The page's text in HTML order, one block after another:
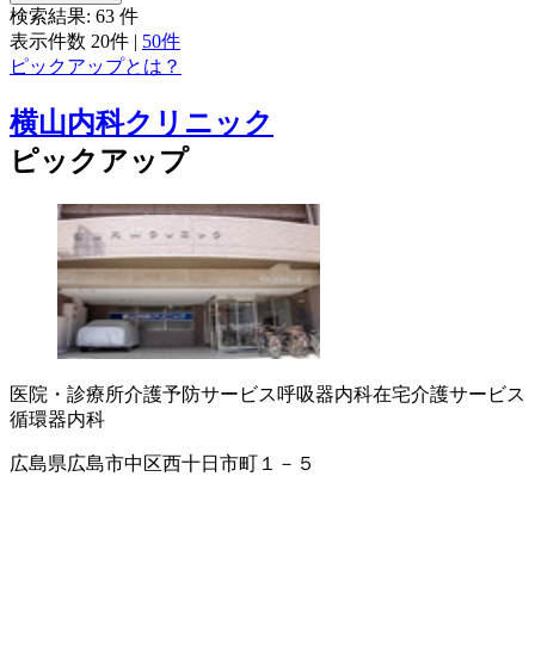
検索結果: 63 件
表示件数 20件 | 50件
ピックアップとは？
横山内科クリニック
ピックアップ
医院・診療所介護予防サービス呼吸器内科在宅介護サービス
循環器内科
広島県広島市中区西十日市町１－５